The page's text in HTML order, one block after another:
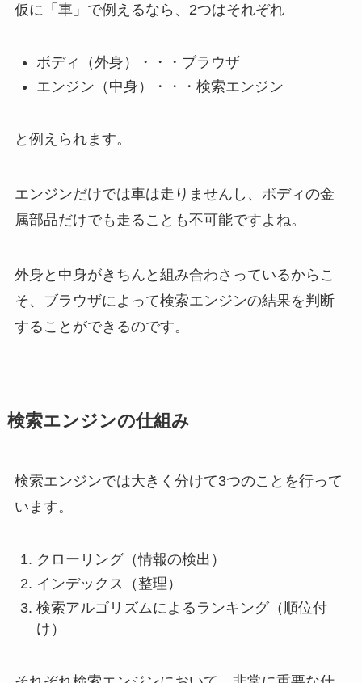
仮に「車」で例えるなら、2つはそれぞれ
ボディ（外身）・・・ブラウザ
エンジン（中身）・・・検索エンジン
と例えられます。
エンジンだけでは車は走りませんし、ボディの金
属部品だけでも走ることも不可能ですよね。
外身と中身がきちんと組み合わさっているからこ
そ、ブラウザによって検索エンジンの結果を判断
することができるのです。
検索エンジンの仕組み
検索エンジンでは大きく分けて3つのことを行って
います。
クローリング（情報の検出）
インデックス（整理）
検索アルゴリズムによるランキング（順位付
け）